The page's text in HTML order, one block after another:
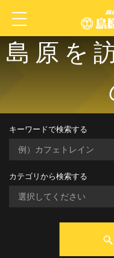
島原を
キーワードで検索する
カテゴリから検索する